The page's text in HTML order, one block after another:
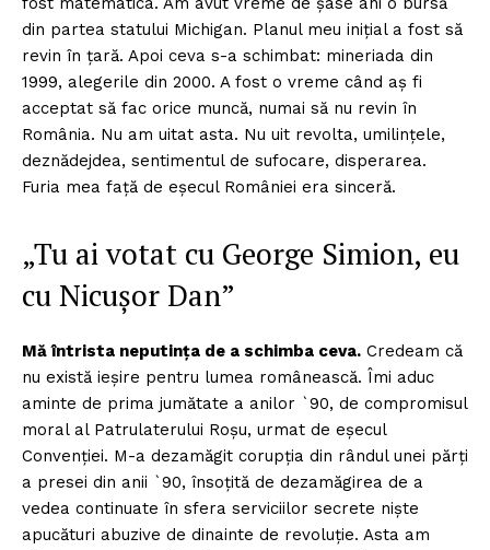
din partea statului Michigan. Planul meu inițial a fost să
revin în țară. Apoi ceva s-a schimbat: mineriada din
1999, alegerile din 2000. A fost o vreme când aș fi
acceptat să fac orice muncă, numai să nu revin în
România. Nu am uitat asta. Nu uit revolta, umilințele,
deznădejdea, sentimentul de sufocare, disperarea.
Furia mea față de eșecul României era sinceră.
„Tu ai votat cu George Simion, eu
cu Nicușor Dan”
Mă întrista neputința de a schimba ceva. Credeam că
nu există ieșire pentru lumea românească. Îmi aduc
aminte de prima jumătate a anilor `90, de compromisul
moral al Patrulaterului Roșu, urmat de eșecul
Convenției. M-a dezamăgit corupția din rândul unei părți
a presei din anii `90, însoțită de dezamăgirea de a
vedea continuate în sfera serviciilor secrete niște
apucături abuzive de dinainte de revoluție. Asta am